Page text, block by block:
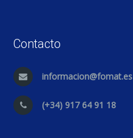
Contacto
informacion@fomat.es
(+34) 917 64 91 18